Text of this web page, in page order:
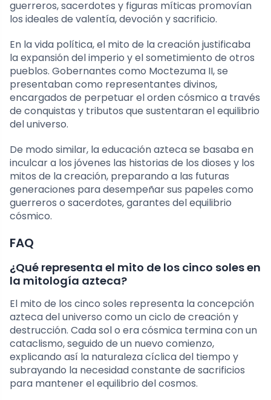
guerreros, sacerdotes y figuras míticas promovían
los ideales de valentía, devoción y sacrificio.
En la vida política, el mito de la creación justificaba
la expansión del imperio y el sometimiento de otros
pueblos. Gobernantes como Moctezuma II, se
presentaban como representantes divinos,
encargados de perpetuar el orden cósmico a través
de conquistas y tributos que sustentaran el equilibrio
del universo.
De modo similar, la educación azteca se basaba en
inculcar a los jóvenes las historias de los dioses y los
mitos de la creación, preparando a las futuras
generaciones para desempeñar sus papeles como
guerreros o sacerdotes, garantes del equilibrio
cósmico.
FAQ
¿Qué representa el mito de los cinco soles en
la mitología azteca?
El mito de los cinco soles representa la concepción
azteca del universo como un ciclo de creación y
destrucción. Cada sol o era cósmica termina con un
cataclismo, seguido de un nuevo comienzo,
explicando así la naturaleza cíclica del tiempo y
subrayando la necesidad constante de sacrificios
para mantener el equilibrio del cosmos.